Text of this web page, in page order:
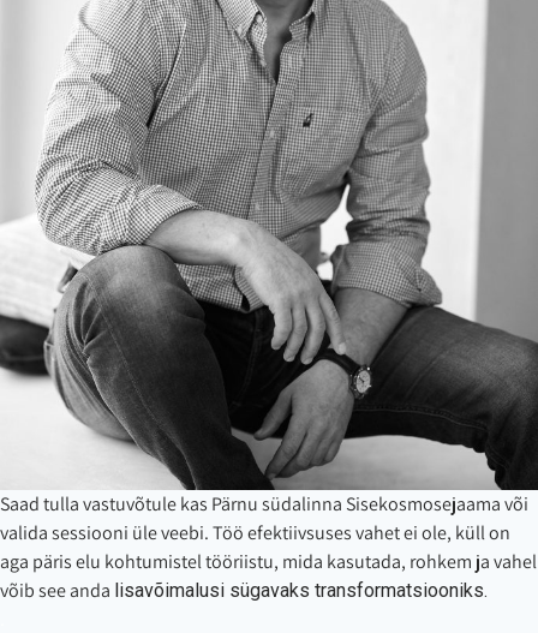
Saad tulla vastuvõtule kas Pärnu südalinna Sisekosmosejaama või
valida sessiooni üle veebi. Töö efektiivsuses vahet ei ole, küll on
aga päris elu kohtumistel tööriistu, mida kasutada, rohkem ja vahel
võib see anda lisavõimalusi sügavaks transformatsiooniks.